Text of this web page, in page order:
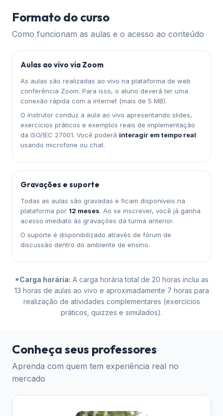
Formato do curso
Como funcionam as aulas e o acesso ao conteúdo
Aulas ao vivo via Zoom
As aulas são realizadas ao vivo na plataforma de web
conferência Zoom. Para isso, o aluno deverá ter uma
conexão rápida com a internet (mais de 5 MB).
O instrutor conduz a aula ao vivo apresentando slides,
exercícios práticos e exemplos reais de implementação
da ISO/IEC 27001. Você poderá interagir em tempo real
usando microfone ou chat.
Gravações e suporte
Todas as aulas são gravadas e ficam disponíveis na
plataforma por 12 meses. Ao se inscrever, você já ganha
acesso imediato às gravações da turma anterior.
O suporte é disponibilizado através de fórum de
discussão dentro do ambiente de ensino.
*Carga horária: A carga horária total de 20 horas inclui as
13 horas de aulas ao vivo e aproximadamente 7 horas para
realização de atividades complementares (exercícios
práticos, quizzes e simulados).
Conheça seus professores
Aprenda com quem tem experiência real no
mercado